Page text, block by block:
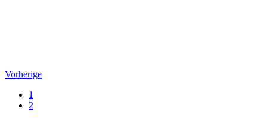
Vorherige
1
2